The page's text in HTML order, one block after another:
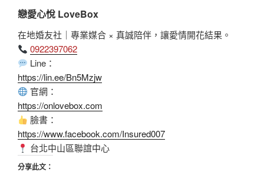
戀愛心悅 LoveBox
在地婚友社｜專業媒合 × 真誠陪伴，讓愛情開花結果。
0922397062
Line：
https://lin.ee/Bn5Mzjw
官網：
https://onlovebox.com
臉書：
https://www.facebook.com/Insured007
台北中山區聯誼中心
分享此文：